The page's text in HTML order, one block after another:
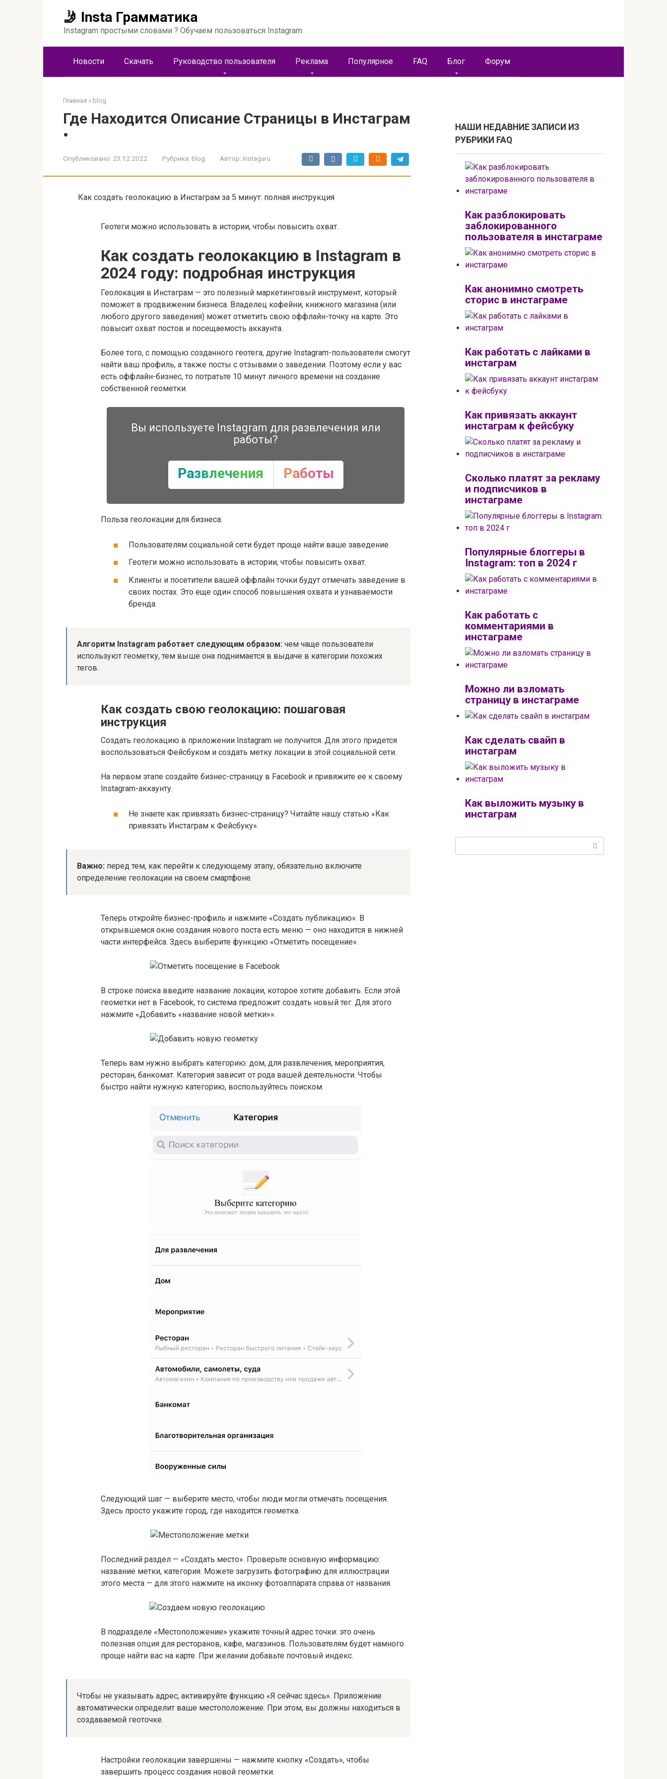
🤳 Insta Грамматика
Instagram простыми словами ? Обучаем пользоваться Instagram
Новости Скачать Руководство пользователя Реклама Популярное FAQ Блог Форум
Главная » blog
Где Находится Описание Страницы в Инстаграм
•
Опубликовано: 23.12.2022 Рубрика: blog Автор: Instaguru
Как создать геолокацию в Инстаграм за 5 минут: полная инструкция
Геотеги можно использовать в истории, чтобы повысить охват.
Как создать геолокакцию в Instagram в
2024 году: подробная инструкция
Геолокация в Инстаграм — это полезный маркетинговый инструмент, который
поможет в продвижении бизнеса. Владелец кофейни, книжного магазина (или
любого другого заведения) может отметить свою оффлайн-точку на карте. Это
повысит охват постов и посещаемость аккаунта.
Более того, с помощью созданного геотега, другие Instagram-пользователи смогут
найти ваш профиль, а также посты с отзывами о заведении. Поэтому если у вас
есть оффлайн-бизнес, то потратьте 10 минут личного времени на создание
собственной геометки.
Вы используете Instagram для развлечения или
работы?
Развлечения Работы
Польза геолокации для бизнеса:
Пользователям социальной сети будет проще найти ваше заведение.
Геотеги можно использовать в истории, чтобы повысить охват.
Клиенты и посетители вашей оффлайн точки будут отмечать заведение в
своих постах. Это еще один способ повышения охвата и узнаваемости
бренда.
Алгоритм Instagram работает следующим образом: чем чаще пользователи
используют геометку, тем выше она поднимается в выдаче в категории похожих
тегов.
Как создать свою геолокацию: пошаговая
инструкция
Создать геолокацию в приложении Instagram не получится. Для этого придется
воспользоваться Фейсбуком и создать метку локации в этой социальной сети.
На первом этапе создайте бизнес-страницу в Facebook и привяжите ее к своему
Instagram-аккаунту.
Не знаете как привязать бизнес-страницу? Читайте нашу статью «Как
привязать Инстаграм к Фейсбуку».
Важно: перед тем, как перейти к следующему этапу, обязательно включите
определение геолокации на своем смартфоне.
Теперь откройте бизнес-профиль и нажмите «Создать публикацию». В
открывшемся окне создания нового поста есть меню — оно находится в нижней
части интерфейса. Здесь выберите функцию «Отметить посещение».
В строке поиска введите название локации, которое хотите добавить. Если этой
геометки нет в Facebook, то система предложит создать новый тег. Для этого
нажмите «Добавить «название новой метки»».
Теперь вам нужно выбрать категорию: дом, для развлечения, мероприятия,
ресторан, банкомат. Категория зависит от рода вашей деятельности. Чтобы
быстро найти нужную категорию, воспользуйтесь поиском.
Следующий шаг — выберите место, чтобы люди могли отмечать посещения.
Здесь просто укажите город, где находится геометка.
Последний раздел — «Создать место». Проверьте основную информацию:
название метки, категория. Можете загрузить фотографию для иллюстрации
этого места — для этого нажмите на иконку фотоаппарата справа от названия.
В подразделе «Местоположение» укажите точный адрес точки: это очень
полезная опция для ресторанов, кафе, магазинов. Пользователям будет намного
проще найти вас на карте. При желании добавьте почтовый индекс.
Чтобы не указывать адрес, активируйте функцию «Я сейчас здесь». Приложение
автоматически определит ваше местоположение. При этом, вы должны находиться в
создаваемой геоточке.
Настройки геолокации завершены — нажмите кнопку «Создать», чтобы
завершить процесс создания новой геометки.
НАШИ НЕДАВНИЕ ЗАПИСИ ИЗ
РУБРИКИ FAQ
Как разблокировать
заблокированного
пользователя в инстаграме
Как анонимно смотреть
сторис в инстаграме
Как работать с лайками в
инстаграм
Как привязать аккаунт
инстаграм к фейсбуку
Сколько платят за рекламу
и подписчиков в
инстаграме
Популярные блоггеры в
Instagram: топ в 2024 г
Как работать с
комментариями в
инстаграме
Можно ли взломать
страницу в инстаграме
Как сделать свайп в
инстаграм
Как выложить музыку в
инстаграм